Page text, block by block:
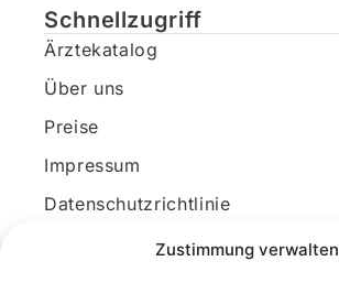
Zustimmung verwalten
Schnellzugriff
Ärztekatalog
Über uns
Preise
Impressum
Datenschutzrichtlinie
Kundenkonto